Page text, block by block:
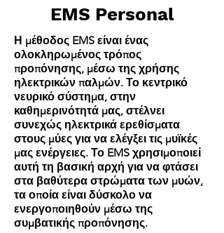
EMS Personal
Η μέθοδος EMS είναι ένας
ολοκληρωμένος τρόπος
προπόνησης, μέσω της χρήσης
ηλεκτρικών παλμών. Το κεντρικό
νευρικό σύστημα, στην
καθημερινότητά μας, στέλνει
συνεχώς ηλεκτρικά ερεθίσματα
στους μύες για να ελέγξει τις μυϊκές
μας ενέργειες. Το EMS χρησιμοποιεί
αυτή τη βασική αρχή για να φτάσει
στα βαθύτερα στρώματα των μυών,
τα οποία είναι δύσκολο να
ενεργοποιηθούν μέσω της
συμβατικής προπόνησης.